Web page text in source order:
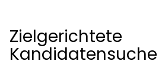
Zielgerichtete
Kandidatensuche